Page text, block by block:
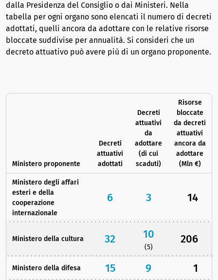
dalla Presidenza del Consiglio o dai Ministeri. Nella
tabella per ogni organo sono elencati il numero di decreti
adottati, quelli ancora da adottare con le relative risorse
bloccate suddivise per annualità. Si consideri che un
decreto attuativo può avere più di un organo proponente.
Ministero proponente
Decreti
attuativi
adottati
Decreti
attuativi
da
adottare
(di cui
scaduti)
Risorse
bloccate
da decreti
attuativi
ancora da
adottare
(Mln €)
Ministero degli affari
esteri e della
cooperazione
internazionale
6 3 14
Ministero della cultura 32 10
(5)
206
Ministero della difesa 15 9 1